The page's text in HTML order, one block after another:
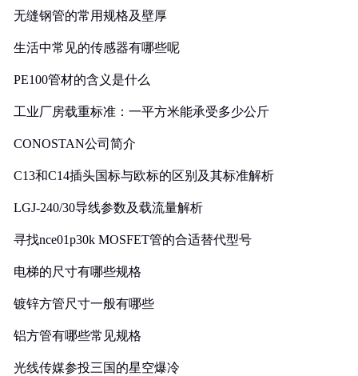
无缝钢管的常用规格及壁厚
生活中常见的传感器有哪些呢
PE100管材的含义是什么
工业厂房载重标准：一平方米能承受多少公斤
CONOSTAN公司简介
C13和C14插头国标与欧标的区别及其标准解析
LGJ-240/30导线参数及载流量解析
寻找nce01p30k MOSFET管的合适替代型号
电梯的尺寸有哪些规格
镀锌方管尺寸一般有哪些
铝方管有哪些常见规格
光线传媒参投三国的星空爆冷